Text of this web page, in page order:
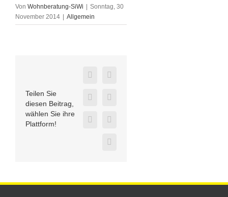
Von Wohnberatung-SiWi | Sonntag, 30
November 2014 | Allgemein
Teilen Sie
diesen Beitrag,
wählen Sie ihre
Plattform!
FacebookTwitter
LinkedInWhatsApp
E-
Telegram
Xing